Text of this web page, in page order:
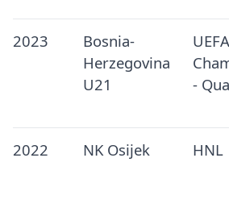
2023
Bosnia-
Herzegovina
U21
-
2022 NK Osijek HNL